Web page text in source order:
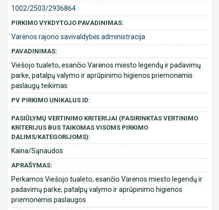
1002/2503/2936864
PIRKIMO VYKDYTOJO PAVADINIMAS:
Varėnos rajono savivaldybės administracija
PAVADINIMAS:
Viešojo tualeto, esančio Varėnos miesto legendų ir padavimų
parke, patalpų valymo ir aprūpinimo higienos priemonėmis
paslaugų teikimas
PV PIRKIMO UNIKALUS ID:
PASIŪLYMŲ VERTINIMO KRITERIJAI (PASIRINKTAS VERTINIMO
KRITERIJUS BUS TAIKOMAS VISOMS PIRKIMO
DALIMS/KATEGORIJOMS):
Kaina/Sąnaudos
APRAŠYMAS:
Perkamos Viešojo tualeto, esančio Varėnos miesto legendų ir
padavimų parke, patalpų valymo ir aprūpinimo higienos
priemonėmis paslaugos